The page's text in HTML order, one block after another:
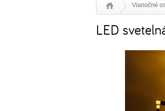
Vianočné
LED